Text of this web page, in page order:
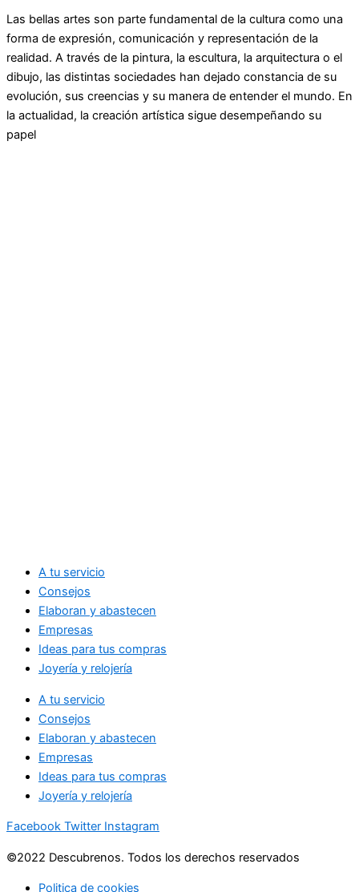
Las bellas artes son parte fundamental de la cultura como una
forma de expresión, comunicación y representación de la
realidad. A través de la pintura, la escultura, la arquitectura o el
dibujo, las distintas sociedades han dejado constancia de su
evolución, sus creencias y su manera de entender el mundo. En
la actualidad, la creación artística sigue desempeñando su
papel
A tu servicio
Consejos
Elaboran y abastecen
Empresas
Ideas para tus compras
Joyería y relojería
A tu servicio
Consejos
Elaboran y abastecen
Empresas
Ideas para tus compras
Joyería y relojería
Facebook Twitter Instagram
©2022 Descubrenos. Todos los derechos reservados
Politica de cookies